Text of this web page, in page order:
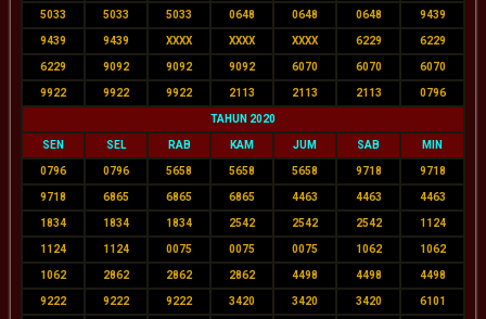
5033 5033 5033 0648 0648 0648 9439
9439 9439 XXXX XXXX XXXX 6229 6229
6229 9092 9092 9092 6070 6070 6070
9922 9922 9922 2113 2113 2113 0796
TAHUN 2020
SEN SEL RAB KAM JUM SAB MIN
0796 0796 5658 5658 5658 9718 9718
9718 6865 6865 6865 4463 4463 4463
1834 1834 1834 2542 2542 2542 1124
1124 1124 0075 0075 0075 1062 1062
1062 2862 2862 2862 4498 4498 4498
9222 9222 9222 3420 3420 3420 6101